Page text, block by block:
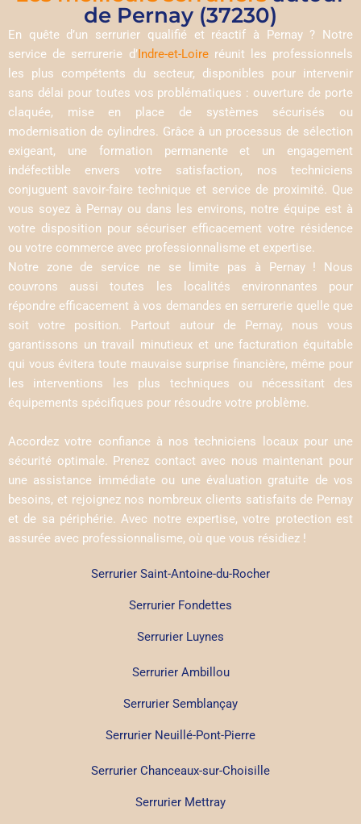
de Pernay (37230)
En quête d’un serrurier qualifié et réactif à Pernay ? Notre
service de serrurerie d’Indre-et-Loireréunit les professionnels
les plus compétents du secteur, disponibles pour intervenir
sans délai pour toutes vos problématiques : ouverture de porte
claquée, mise en place de systèmes sécurisés ou
modernisation de cylindres. Grâce à un processus de sélection
exigeant, une formation permanente et un engagement
indéfectible envers votre satisfaction, nos techniciens
conjuguent savoir-faire technique et service de proximité. Que
vous soyez à Pernay ou dans les environs, notre équipe est à
votre disposition pour sécuriser efficacement votre résidence
ou votre commerce avec professionnalisme et expertise.
Notre zone de service ne se limite pas à Pernay ! Nous
couvrons aussi toutes les localités environnantes pour
répondre efficacement à vos demandes en serrurerie quelle que
soit votre position. Partout autour de Pernay, nous vous
garantissons un travail minutieux et une facturation équitable
qui vous évitera toute mauvaise surprise financière, même pour
les interventions les plus techniques ou nécessitant des
équipements spécifiques pour résoudre votre problème.
Accordez votre confiance à nos techniciens locaux pour une
sécurité optimale. Prenez contact avec nous maintenant pour
une assistance immédiate ou une évaluation gratuite de vos
besoins, et rejoignez nos nombreux clients satisfaits de Pernay
et de sa périphérie. Avec notre expertise, votre protection est
assurée avec professionnalisme, où que vous résidiez !
Serrurier Saint-Antoine-du-Rocher
Serrurier Fondettes
Serrurier Luynes
Serrurier Ambillou
Serrurier Semblançay
Serrurier Neuillé-Pont-Pierre
Serrurier Chanceaux-sur-Choisille
Serrurier Mettray